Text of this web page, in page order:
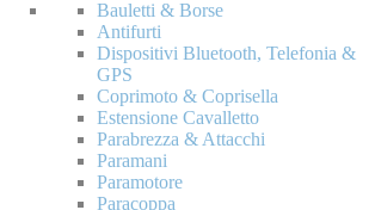
Bauletti & Borse
Antifurti
Dispositivi Bluetooth, Telefonia &
GPS
Coprimoto & Coprisella
Estensione Cavalletto
Parabrezza & Attacchi
Paramani
Paramotore
Paracoppa